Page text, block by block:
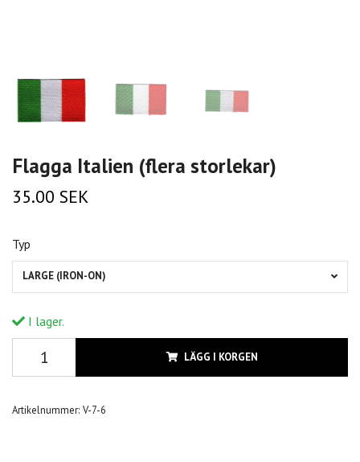
Flagga Italien (flera storlekar)
35.00 SEK
Typ
LARGE (IRON-ON)
I lager.
LÄGG I KORGEN
Artikelnummer: V-7-6